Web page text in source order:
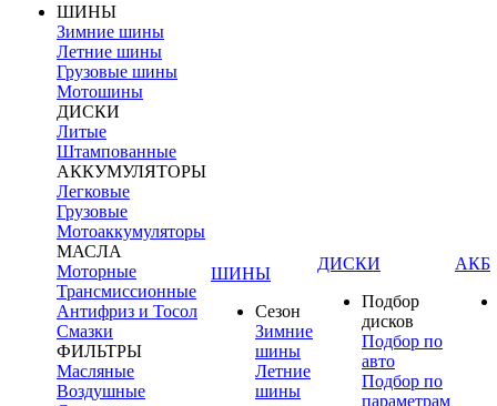
ШИНЫ
Зимние шины
Летние шины
Грузовые шины
Мотошины
ДИСКИ
Литые
Штампованные
АККУМУЛЯТОРЫ
Легковые
Грузовые
Мотоаккумуляторы
МАСЛА
Моторные
Трансмиссионные
Антифриз и Тосол
Смазки
ФИЛЬТРЫ
Масляные
Воздушные
ШИНЫ
Сезон
Зимние
шины
Летние
шины
ДИСКИ
Подбор
дисков
Подбор по
авто
Подбор по
параметрам
АКБ